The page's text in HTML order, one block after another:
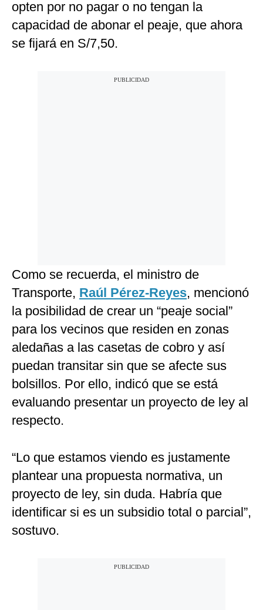
opten por no pagar o no tengan la
capacidad de abonar el peaje, que ahora
se fijará en S/7,50.
Como se recuerda, el ministro de
Transporte, Raúl Pérez-Reyes, mencionó
la posibilidad de crear un “peaje social”
para los vecinos que residen en zonas
aledañas a las casetas de cobro y así
puedan transitar sin que se afecte sus
bolsillos. Por ello, indicó que se está
evaluando presentar un proyecto de ley al
respecto.
“Lo que estamos viendo es justamente
plantear una propuesta normativa, un
proyecto de ley, sin duda. Habría que
identificar si es un subsidio total o parcial”,
sostuvo.